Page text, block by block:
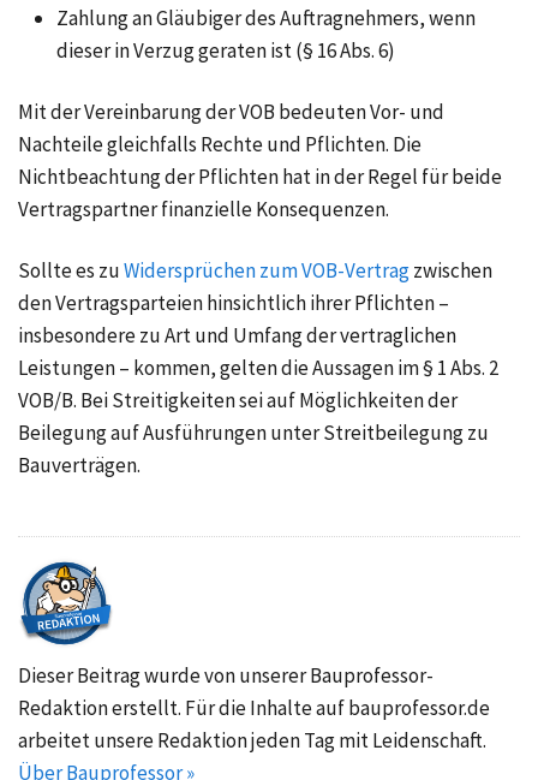
Zahlung an Gläubiger des Auftragnehmers, wenn
dieser in Verzug geraten ist (§ 16 Abs. 6)
Mit der Vereinbarung der VOB bedeuten Vor- und
Nachteile gleichfalls Rechte und Pflichten. Die
Nichtbeachtung der Pflichten hat in der Regel für beide
Vertragspartner finanzielle Konsequenzen.
Sollte es zuWidersprüchen zum VOB-Vertragzwischen
den Vertragsparteien hinsichtlich ihrer Pflichten –
insbesondere zu Art und Umfang der vertraglichen
Leistungen – kommen, gelten die Aussagen im § 1 Abs. 2
VOB/B. Bei Streitigkeiten sei auf Möglichkeiten der
Beilegung auf Ausführungen unterStreitbeilegung zu
Bauverträgen.
Dieser Beitrag wurde von unserer Bauprofessor-
Redaktion erstellt. Für die Inhalte auf bauprofessor.de
arbeitet unsere Redaktion jeden Tag mit Leidenschaft.
Über Bauprofessor »